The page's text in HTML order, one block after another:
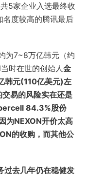
5家企业入选最终收
名度较高的腾讯最后
为7~8万亿韩元（约
时在世的创始人 金
韩元(110亿美元)左
易的风险实在还是
84.3%股份
为NEXON开价太高
的收购，而其他公
过去几年仍在稳健发